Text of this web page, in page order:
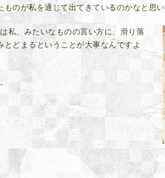
ものが私を通じて出てきているのかなと思
私、みたいなものの言い方に、滑り落
とどまるということが大事なんですよ